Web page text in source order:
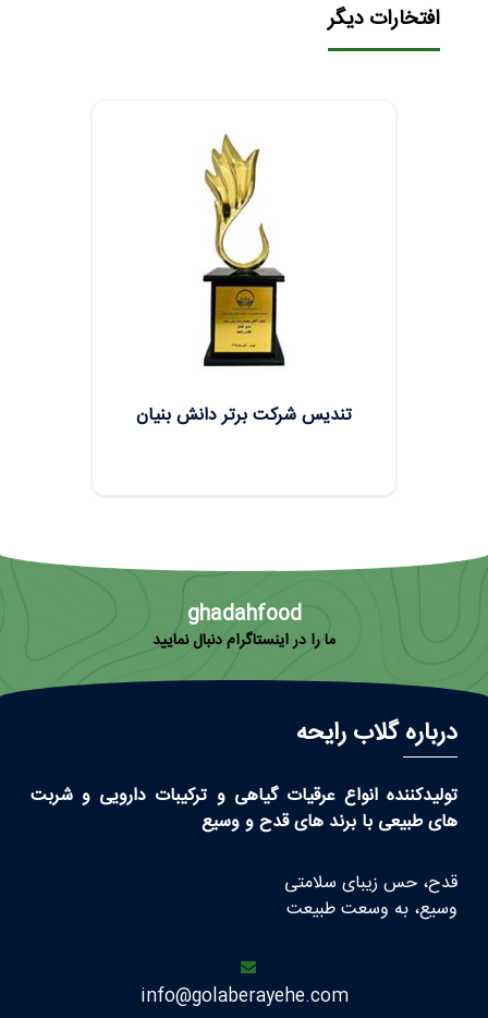
افتخارات دیگر
تندیس شرکت برتر دانش بنیان
ghadahfood
ما را در اینستاگرام دنبال نمایید
درباره گلاب رایحه
تولیدکننده انواع عرقیات گیاهی و ترکیبات دارویی و شربت
های طبیعی با برند های قدح و وسیع
قدح، حس زیبای سلامتی
وسیع، به وسعت طبیعت
info@golaberayehe.com